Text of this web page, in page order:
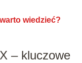
wiedzieć?
– kluczowe